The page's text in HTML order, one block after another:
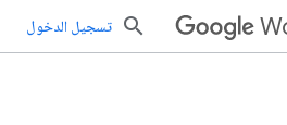
تسجيل الدخول